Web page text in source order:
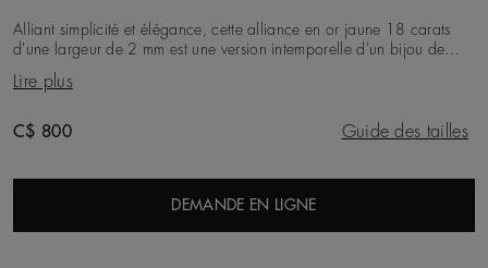
Alliant simplicité et élégance, cette alliance en or jaune 18 carats
d'une largeur de 2 mm est une version intemporelle d'un bijou de
longue tradition. À l'intérieur
Lire plus
Original price
C$ 800 Guide des tailles
DEMANDE EN LIGNE